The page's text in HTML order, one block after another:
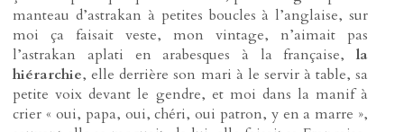
manteau d’astrakan à petites boucles à l’anglaise, sur
moi ça faisait veste, mon vintage, n’aimait pas
l’astrakan aplati en arabesques à la française, la
hiérarchie, elle derrière son mari à le servir à table, sa
petite voix devant le gendre, et moi dans la manif à
crier « oui, papa, oui, chéri, oui patron, y en a marre »,